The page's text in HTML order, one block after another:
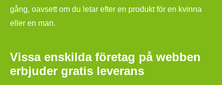
gång, oavsett om du letar efter en produkt för en kvinna
eller en man.
Vissa enskilda företag på webben
erbjuder gratis leverans